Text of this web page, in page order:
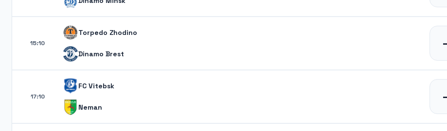
15:10
Torpedo Zhodino
Dinamo Brest
17:10
FC Vitebsk
Neman